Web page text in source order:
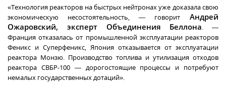
«Технология реакторов на быстрых нейтронах уже доказала свою
экономическую несостоятельность, — говорит Андрей
Ожаровский, эксперт Объединения Беллона . —
Франция отказалась от промышленной эксплуатации реакторов
Феникс и Суперфеникс, Япония отказывается от эксплуатации
реактора Монзю. Производство топлива и утилизация отходов
реактора СВБР-100 — дорогостоящие процессы и потребуют
немалых государственных дотаций».